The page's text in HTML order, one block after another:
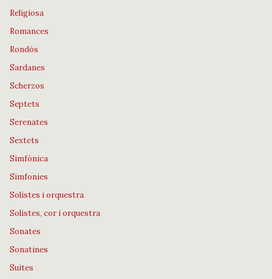
Religiosa
Romances
Rondós
Sardanes
Scherzos
Septets
Serenates
Sextets
Simfònica
Simfonies
Solistes i orquestra
Solistes, cor i orquestra
Sonates
Sonatines
Suites